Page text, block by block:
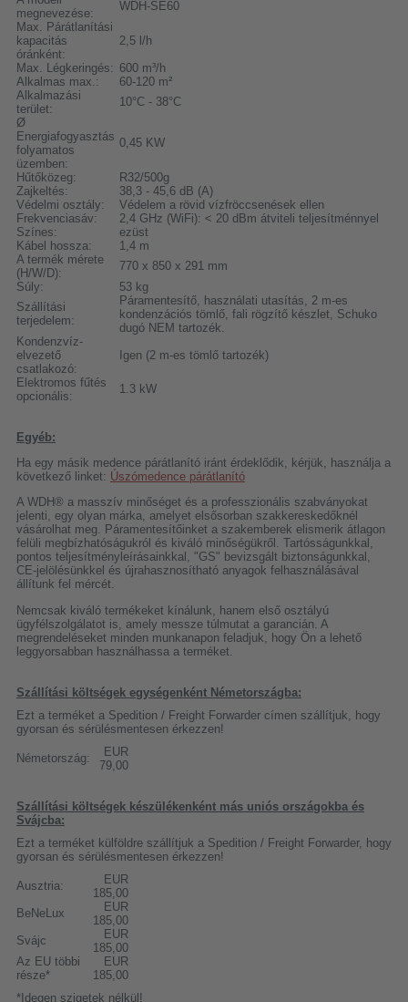
megnevezése:
WDH-SE60
Max. Párátlanítási
kapacitás
óránként:
2,5 l/h
Max. Légkeringés: 600 m³/h
Alkalmas max.:
60-120 m²
Alkalmazási
terület:
10°C - 38°C
Ø
Energiafogyasztás
folyamatos
üzemben:
0,45 KW
Hűtőközeg:
R32/500g
Zajkeltés:
38,3 - 45,6 dB (A)
Védelmi osztály:
Védelem a rövid vízfröccsenések ellen
Frekvenciasáv:
2,4 GHz (WiFi): < 20 dBm átviteli teljesítménnyel
Színes:
ezüst
Kábel hossza:
1,4 m
A termék mérete
(H/W/D):
770 x 850 x 291 mm
Súly:
53 kg
Szállítási
terjedelem:
Páramentesítő, használati utasítás, 2 m-es
kondenzációs tömlő, fali rögzítő készlet, Schuko
dugó NEM tartozék.
Kondenzvíz-
elvezető
csatlakozó:
Igen (2 m-es tömlő tartozék)
Elektromos fűtés
opcionális:
1.3 kW
Egyéb:
Ha egy másik medence párátlanító iránt érdeklődik, kérjük, használja a
következő linket: Úszómedence párátlanító
A WDH® a masszív minőséget és a professzionális szabványokat
jelenti, egy olyan márka, amelyet elsősorban szakkereskedőknél
vásárolhat meg. Páramentesítőinket a szakemberek elismerik átlagon
felüli megbízhatóságukról és kiváló minőségükről. Tartósságunkkal,
pontos teljesítményleírásainkkal, "GS" bevizsgált biztonságunkkal,
CE-jelölésünkkel és újrahasznosítható anyagok felhasználásával
állítunk fel mércét.
Nemcsak kiváló termékeket kínálunk, hanem első osztályú
ügyfélszolgálatot is, amely messze túlmutat a garancián. A
megrendeléseket minden munkanapon feladjuk, hogy Ön a lehető
leggyorsabban használhassa a terméket.
Szállítási költségek egységenként Németországba:
Ezt a terméket a Spedition / Freight Forwarder címen szállítjuk, hogy
gyorsan és sérülésmentesen érkezzen!
Németország:
EUR
79,00
Szállítási költségek készülékenként más uniós országokba és
Svájcba:
Ezt a terméket külföldre szállítjuk a Spedition / Freight Forwarder, hogy
gyorsan és sérülésmentesen érkezzen!
Ausztria:
EUR
185,00
BeNeLux
EUR
185,00
Svájc
EUR
185,00
Az EU többi
része*
EUR
185,00
*Idegen szigetek nélkül!